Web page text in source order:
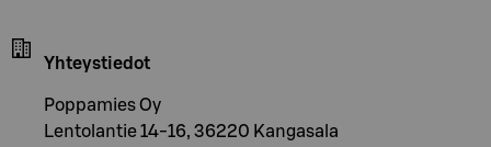
Yhteystiedot
Poppamies Oy
Lentolantie 14-16, 36220 Kangasala